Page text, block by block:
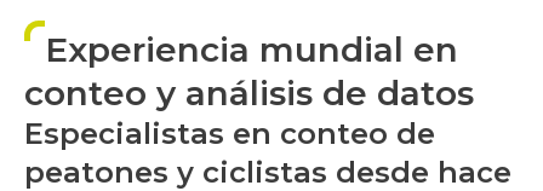
Experiencia mundial en
conteo y análisis de datos
Especialistas en conteo de
peatones y ciclistas desde hace